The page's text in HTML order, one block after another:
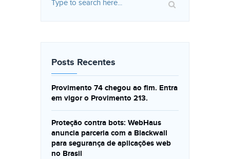
Posts Recentes
Provimento 74 chegou ao fim. Entra
em vigor o Provimento 213.
Proteção contra bots: WebHaus
anuncia parceria com a Blackwall
para segurança de aplicações web
no Brasil